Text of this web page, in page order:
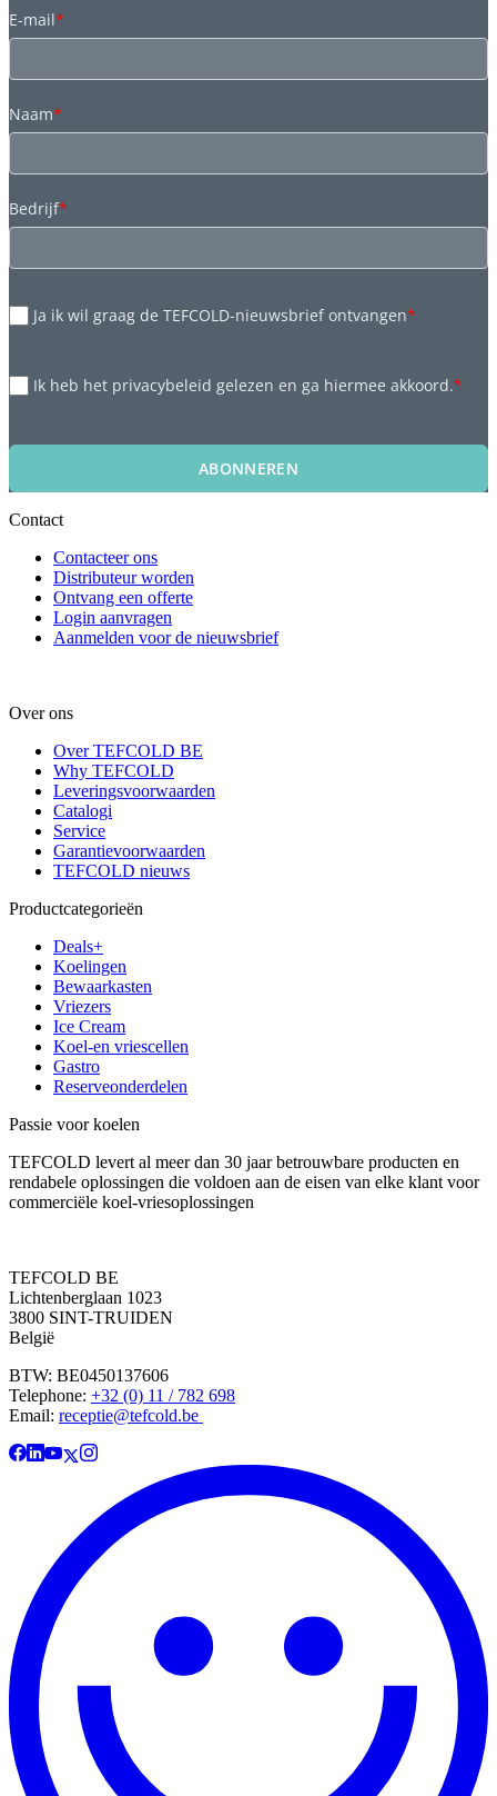
E-mail*
Naam*
Bedrijf*
Ja ik wil graag de TEFCOLD-nieuwsbrief ontvangen*
Ik heb het privacybeleid gelezen en ga hiermee akkoord.*
ABONNEREN
Contact
Contacteer ons
Distributeur worden
Ontvang een offerte
Login aanvragen
Aanmelden voor de nieuwsbrief
Over ons
Over TEFCOLD BE
Why TEFCOLD
Leveringsvoorwaarden
Catalogi
Service
Garantievoorwaarden
TEFCOLD nieuws
Productcategorieën
Deals+
Koelingen
Bewaarkasten
Vriezers
Ice Cream
Koel-en vriescellen
Gastro
Reserveonderdelen
Passie voor koelen
TEFCOLD levert al meer dan 30 jaar betrouwbare producten en
rendabele oplossingen die voldoen aan de eisen van elke klant voor
commerciële koel-vriesoplossingen
TEFCOLD BE
Lichtenberglaan 1023
3800 SINT-TRUIDEN
België
BTW: BE0450137606
Telephone: +32 (0) 11 / 782 698
Email: receptie@tefcold.be